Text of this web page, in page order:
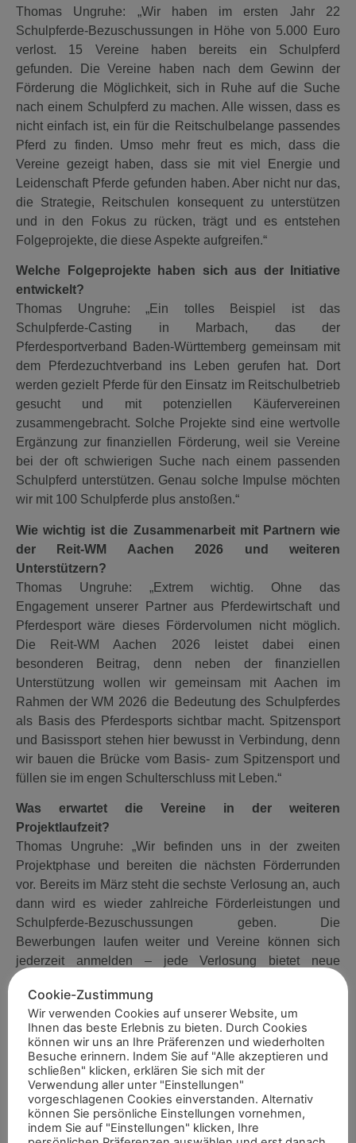
Thomas Ungruhe: „Wir haben im ersten Jahr 22
Schulpferde-Bezuschussungen in Höhe von 5.000 Euro
verlost. 15 Vereine haben bereits ein Schulpferd
gefunden. Die Vereine haben nach dem Gewinn der
Förderung die Möglichkeit, sich in Ruhe auf die Suche
nach einem Schulpferd zu machen. Alle wissen, dass es
nicht einfach ist, ein für die Reitschulbelange passendes
Pferd zu finden. Umso mehr freut es mich, dass die
Vereine gezeigt haben, dass sie mit viel Energie und
Leidenschaft Pferde gefunden haben. Aber nicht nur das,
die Strategie, Reitschulen konsequent zu unterstützen
und in den Fokus zu rücken, trägt und es entstehen
Folgeprojekte, die diese Aspekte aufgreifen.“
Welche Folgeprojekte haben sich aus der Initiative
entwickelt?
Thomas Ungruhe: „Ein tolles Beispiel ist das
Schulpferde-Casting in Marbach, das der
Pferdesportverband Baden-Württemberg gemeinsam mit
dem Pferdezuchtverband ins Leben gerufen hat. Dort
werden gezielt Pferde für den Einsatz im Reitschulbetrieb
gesucht und mit potenziellen Käufervereinen
zusammengebracht. Solche Projekte sind eine wertvolle
Ergänzung zur finanziellen Förderung, weil sie Vereine
bei der oft schwierigen Suche nach einem passenden
Schulpferd unterstützen. Genau solche Impulse möchten
wir mit 100 Schulpferde plus anstoßen.“
Wie wichtig ist die Zusammenarbeit mit Partnern wie
der Reit-WM Aachen 2026 und weiteren
Unterstützern?
Thomas Ungruhe: „Extrem wichtig. Ohne das
Engagement unserer Partner aus Pferdewirtschaft und
Pferdesport wäre dieses Fördervolumen nicht möglich.
Die Reit-WM Aachen 2026 leistet dabei einen
besonderen Beitrag, denn neben der finanziellen
Unterstützung wollen wir gemeinsam mit Aachen im
Rahmen der WM 2026 die Bedeutung des Schulpferdes
als Basis des Pferdesports sichtbar macht. Spitzensport
und Basissport stehen hier bewusst in Verbindung, denn
wir bauen die Brücke vom Basis- zum Spitzensport und
füllen sie im engen Schulterschluss mit Leben.“
Was erwartet die Vereine in der weiteren
Projektlaufzeit?
Thomas Ungruhe: „Wir befinden uns in der zweiten
Projektphase und bereiten die nächsten Förderrunden
vor. Bereits im März steht die sechste Verlosung an, auch
dann wird es wieder zahlreiche Förderleistungen und
Schulpferde-Bezuschussungen geben. Die
Bewerbungen laufen weiter und Vereine können sich
jederzeit anmelden – jede Verlosung bietet neue
Thema Schulpferde und Reitschulen im Rahmen der WM
präsentieren. Der Sonntag, 16. August, wird zum Tag der
Reitschulen. Darauf freuen wir uns schon jetzt.“
Was möchten Sie den Vereinen mit Reitschulen noch
mitgeben?
Thomas Ungruhe: „Mein Dank gilt allen Vereinen, die
trotz aller Hindernisse mit viel Herzblut einen
Cookie-Zustimmung
Wir verwenden Cookies auf unserer Website, um
Ihnen das beste Erlebnis zu bieten. Durch Cookies
können wir uns an Ihre Präferenzen und wiederholten
Besuche erinnern. Indem Sie auf "Alle akzeptieren und
schließen" klicken, erklären Sie sich mit der
Verwendung aller unter "Einstellungen"
vorgeschlagenen Cookies einverstanden. Alternativ
können Sie persönliche Einstellungen vornehmen,
indem Sie auf "Einstellungen" klicken, Ihre